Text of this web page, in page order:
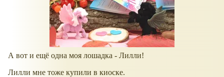
А вот и ещё одна моя лошадка - Лилли!
Лилли мне тоже купили в киоске.